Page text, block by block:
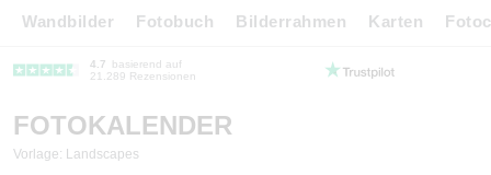
Wandbilder Fotobuch Bilderrahmen Karten
4.7
basierend auf
21.289 Rezensionen
FOTOKALENDER
Vorlage: Landscapes